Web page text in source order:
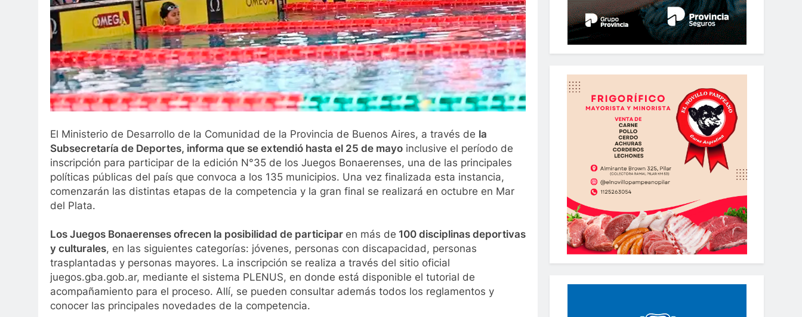
El Ministerio de Desarrollo de la Comunidad de la Provincia de Buenos Aires, a través de la
Subsecretaría de Deportes, informa que se extendió hasta el 25 de mayo inclusive el período de
inscripción para participar de la edición N°35 de los Juegos Bonaerenses, una de las principales
políticas públicas del país que convoca a los 135 municipios. Una vez finalizada esta instancia,
comenzarán las distintas etapas de la competencia y la gran final se realizará en octubre en Mar
del Plata.
Los Juegos Bonaerenses ofrecen la posibilidad de participar en más de 100 disciplinas deportivas
y culturales, en las siguientes categorías: jóvenes, personas con discapacidad, personas
trasplantadas y personas mayores. La inscripción se realiza a través del sitio oficial
juegos.gba.gob.ar, mediante el sistema PLENUS, en donde está disponible el tutorial de
acompañamiento para el proceso. Allí, se pueden consultar además todos los reglamentos y
conocer las principales novedades de la competencia.